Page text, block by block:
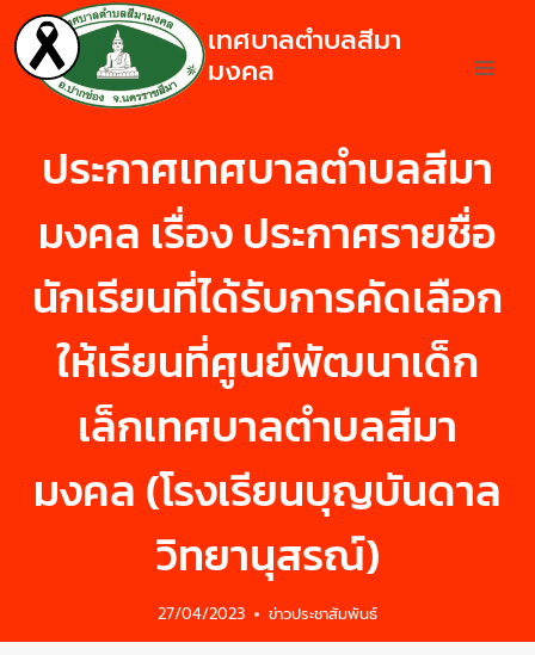
เทศบาลตำบลสีมา
มงคล
ประกาศเทศบาลตำบลสีมา
มงคล เรื่อง ประกาศรายชื่อ
นักเรียนที่ได้รับการคัดเลือก
ให้เรียนที่ศูนย์พัฒนาเด็ก
เล็กเทศบาลตำบลสีมา
มงคล (โรงเรียนบุญบันดาล
วิทยานุสรณ์)
27/04/2023 ข่าวประชาสัมพันธ์